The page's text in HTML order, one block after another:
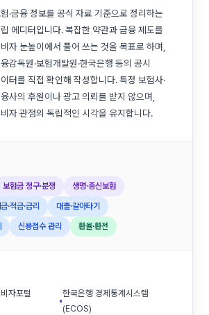
·금융 정보를 공식 자료 기준으로 정리하는
에디터입니다. 복잡한 약관과 금융 제도를
자 눈높이에서 풀어 쓰는 것을 목표로 하며,
감독원·보험개발원·한국은행 등의 공시
터를 직접 확인해 작성합니다. 특정 보험사·
사의 후원이나 광고 의뢰를 받지 않으며,
자 관점의 독립적인 시각을 유지합니다.
보험금 청구·분쟁 생명·종신보험
·적금·금리 대출·갈아타기
신용점수 관리 환율·환전
자포털
▪
한국은행 경제통계시스템
(ECOS)